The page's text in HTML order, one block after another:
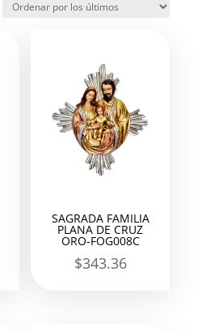
los
SAGRADA FAMILIA
PLANA DE CRUZ
ORO-FOG008C
$343.36